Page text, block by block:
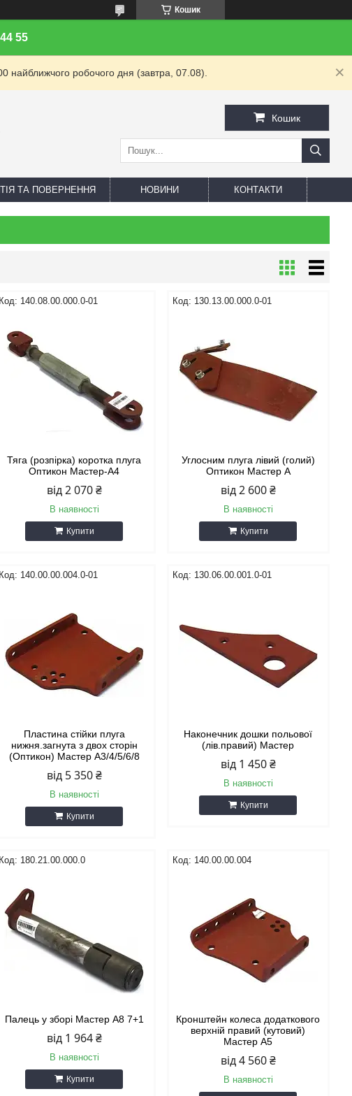
Кошик
55
найближчого робочого дня (завтра, 07.08).
Кошик
ТА ПОВЕРНЕННЯ НОВИНИ КОНТАКТИ
140.08.00.000.0-01
Тяга (розпірка) коротка плуга
Оптикон Мастер-А4
від 2 070 ₴
В наявності
Купити
130.13.00.000.0-01
Углосним плуга лівий (голий)
Оптикон Мастер А
від 2 600 ₴
В наявності
Купити
140.00.00.004.0-01
Пластина стійки плуга
нижня.загнута з двох сторін
(Оптикон) Мастер А3/4/5/6/8
від 5 350 ₴
В наявності
Купити
130.06.00.001.0-01
Наконечник дошки польової
(лів.правий) Мастер
від 1 450 ₴
В наявності
Купити
180.21.00.000.0
Палець у зборі Мастер А8 7+1
від 1 964 ₴
В наявності
Купити
140.00.00.004
Кронштейн колеса додаткового
верхній правий (кутовий)
Мастер А5
від 4 560 ₴
В наявності